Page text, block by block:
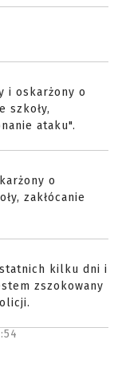
i oskarżony o
szkoły,
ataku".
o
zakłócanie
kilku dni i
zszokowany